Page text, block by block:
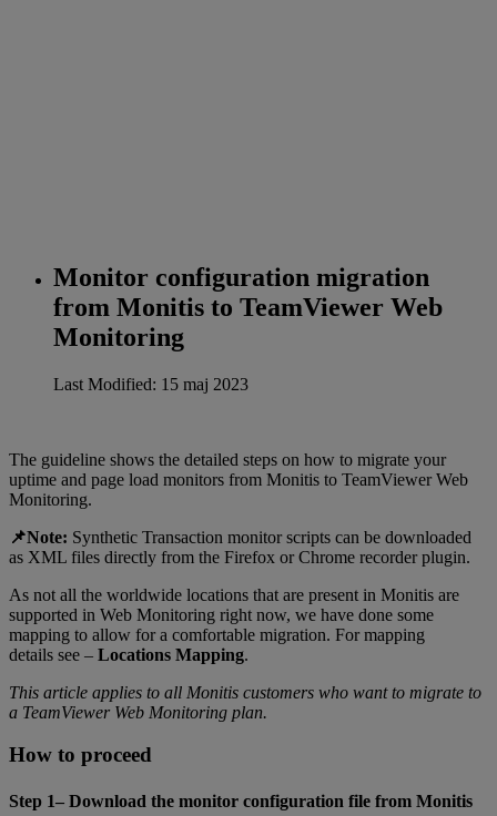
Monitor configuration migration
from Monitis to TeamViewer Web
Monitoring
Last Modified: 15 maj 2023
The guideline shows the detailed steps on how to migrate your
uptime and page load monitors from Monitis to TeamViewer Web
Monitoring.
📌Note: Synthetic Transaction monitor scripts can be downloaded
as XML files directly from the Firefox or Chrome recorder plugin.
As not all the worldwide locations that are present in Monitis are
supported in Web Monitoring right now, we have done some
mapping to allow for a comfortable migration. For mapping
details see – Locations Mapping.
This article applies to all Monitis customers who want to migrate to
a TeamViewer Web Monitoring plan.
How to proceed
Step 1– Download the monitor configuration file from Monitis